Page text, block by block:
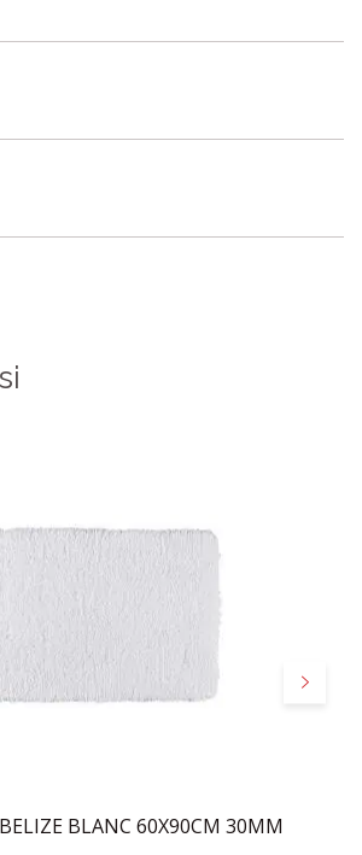
Suivant
BLANC 60X90CM 30MM